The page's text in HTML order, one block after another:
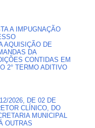
A IMPUGNAÇÃO
AQUISIÇÃO DE
DA
CONTIDAS EM
2° TERMO ADITIVO
2026, DE 02 DE
CLÍNICO, DO
MUNICIPAL
OUTRAS